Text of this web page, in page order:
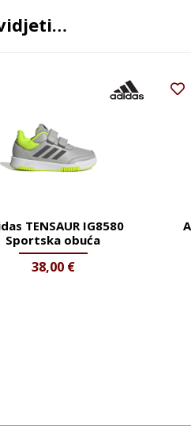
TENSAUR IG8580
Sportska obuća
38,00 €